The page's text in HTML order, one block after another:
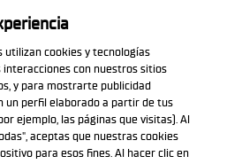
y condiciones
de privacidad
de compra
la aplicación oficial
utilizan cookies y tecnologías
con nuestros sitios
y para mostrarte publicidad
un perfil elaborado a partir de tus
ejemplo, las páginas que visitas). Al
aceptas que nuestras cookies
para esos fines. Al hacer clic en